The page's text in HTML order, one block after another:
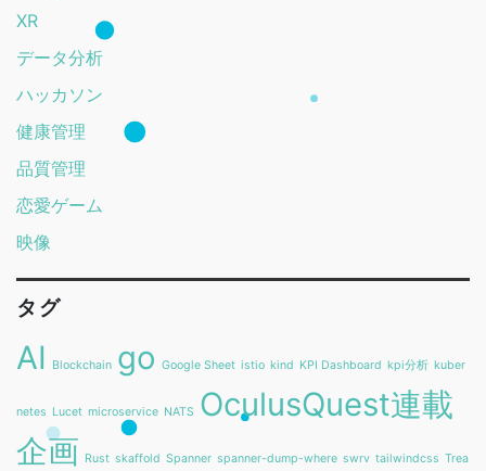
XR
データ分析
ハッカソン
健康管理
品質管理
恋愛ゲーム
映像
タグ
AI Blockchain go Google Sheet istio kind KPI Dashboard kpi分析 kuber
netes Lucet microservice NATS OculusQuest連載
企画 Rust skaffold Spanner spanner-dump-where swrv tailwindcss Trea